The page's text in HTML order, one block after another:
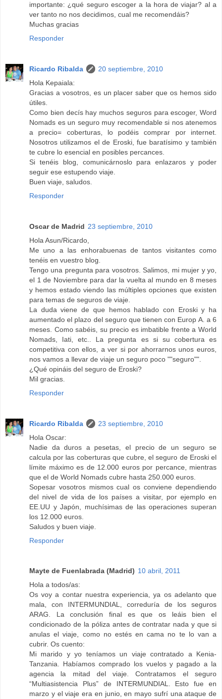
importante: ¿qué seguro escoger a la hora de viajar? al a
ver tanto no nos decidimos, cual me recomendáis?
Muchas gracias
Responder
Ricardo Ribalda
20 septiembre, 2010
Hola Kepaiala:
Gracias a vosotros, es un placer saber que os hemos sido
útiles.
Como bien decís hay muchos seguros para escoger, Word
Nomads es un seguro muy recomendable si nos atenemos
a precio= coberturas, lo podéis comprar por internet.
Nosotros utilizamos el de Eroski, fue baratísimo y también
te cubre lo esencial en posibles percances.
Si tenéis blog, comunicárnoslo para enlazaros y poder
seguir ese estupendo viaje.
Buen viaje, saludos.
Responder
Oscar de Madrid 23 septiembre, 2010
Hola Asun/Ricardo,
Me uno a las enhorabuenas de tantos visitantes como
tenéis en vuestro blog.
Tengo una pregunta para vosotros. Salimos, mi mujer y yo,
el 1 de Noviembre para dar la vuelta al mundo en 8 meses
y hemos estado viendo las múltiples opciones que existen
para temas de seguros de viaje.
La duda viene de que hemos hablado con Eroski y ha
aumentado el plazo del seguro que tienen con Europ A. a 6
meses. Como sabéis, su precio es imbatible frente a World
Nomads, Iati, etc.. La pregunta es si su cobertura es
competitiva con ellos, a ver si por ahorrarnos unos euros,
nos vamos a llevar de viaje un seguro poco ""seguro"".
¿Qué opináis del seguro de Eroski?
Mil gracias.
Responder
Ricardo Ribalda
23 septiembre, 2010
Hola Oscar:
Nadie da duros a pesetas, el precio de un seguro se
calcula por las coberturas que cubre, el seguro de Eroski el
límite máximo es de 12.000 euros por percance, mientras
que el de World Nomads cubre hasta 250.000 euros.
Sopesar vosotros mismos cual os conviene dependiendo
del nivel de vida de los países a visitar, por ejemplo en
EE.UU y Japón, muchísimas de las operaciones superan
los 12.000 euros.
Saludos y buen viaje.
Responder
Mayte de Fuenlabrada (Madrid) 10 abril, 2011
Hola a todos/as:
Os voy a contar nuestra experiencia, ya os adelanto que
mala, con INTERMUNDIAL, correduría de los seguros
ARAG. La conclusión final es que os leáis bien el
condicionado de la póliza antes de contratar nada y que si
anulas el viaje, como no estés en cama no te lo van a
cubrir. Os cuento:
Mi marido y yo teníamos un viaje contratado a Kenia-
Tanzania. Habíamos comprado los vuelos y pagado a la
agencia la mitad del viaje. Contratamos el seguro
“Multiasistencia Plus” de INTERMUNDIAL. Esto fue en
marzo y el viaje era en junio, en mayo sufrí una ataque de